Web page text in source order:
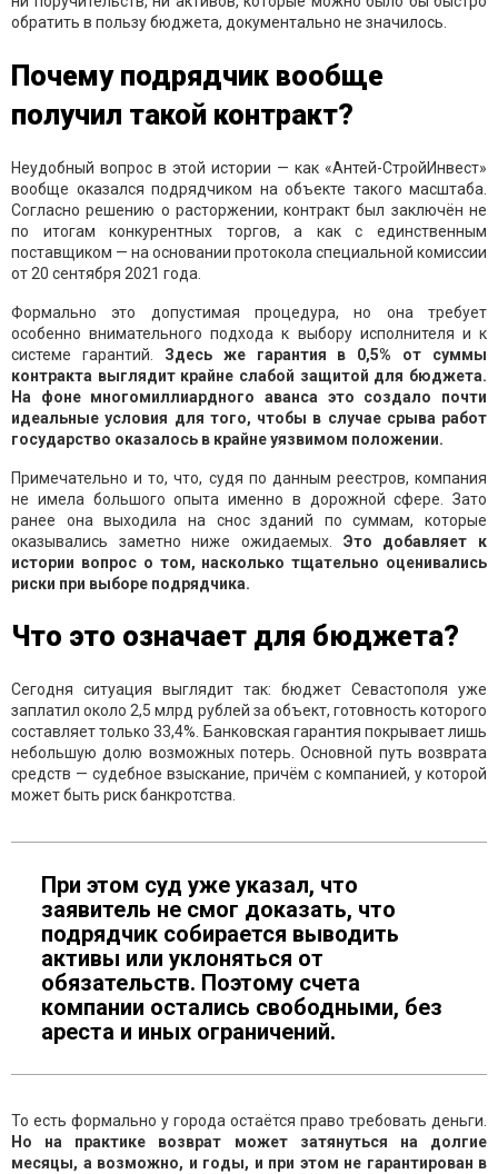
обратить в пользу бюджета, документально не значилось.
Почему подрядчик вообще
получил такой контракт?
Неудобный вопрос в этой истории — как «Антей-СтройИнвест»
вообще оказался подрядчиком на объекте такого масштаба.
Согласно решению о расторжении, контракт был заключён не
по итогам конкурентных торгов, а как с единственным
поставщиком — на основании протокола специальной комиссии
от 20 сентября 2021 года.
Формально это допустимая процедура, но она требует
особенно внимательного подхода к выбору исполнителя и к
системе гарантий. Здесь же гарантия в 0,5% от суммы
контракта выглядит крайне слабой защитой для бюджета.
На фоне многомиллиардного аванса это создало почти
идеальные условия для того, чтобы в случае срыва работ
государство оказалось в крайне уязвимом положении.
Примечательно и то, что, судя по данным реестров, компания
не имела большого опыта именно в дорожной сфере. Зато
ранее она выходила на снос зданий по суммам, которые
оказывались заметно ниже ожидаемых. Это добавляет к
истории вопрос о том, насколько тщательно оценивались
риски при выборе подрядчика.
Что это означает для бюджета?
Сегодня ситуация выглядит так: бюджет Севастополя уже
заплатил около 2,5 млрд рублей за объект, готовность которого
составляет только 33,4%. Банковская гарантия покрывает лишь
небольшую долю возможных потерь. Основной путь возврата
средств — судебное взыскание, причём с компанией, у которой
может быть риск банкротства.
При этом суд уже указал, что
заявитель не смог доказать, что
подрядчик собирается выводить
активы или уклоняться от
обязательств. Поэтому счета
компании остались свободными, без
ареста и иных ограничений.
То есть формально у города остаётся право требовать деньги.
Но на практике возврат может затянуться на долгие
месяцы, а возможно, и годы, и при этом не гарантирован в